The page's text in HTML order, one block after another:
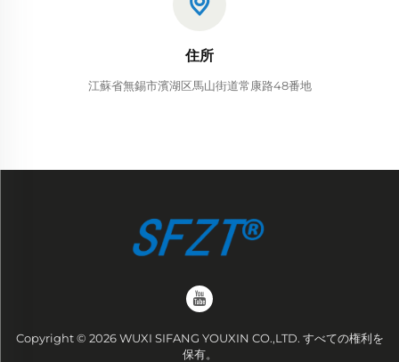
住所
江蘇省無錫市濱湖区馬山街道常康路48番地
Copyright © 2026 WUXI SIFANG YOUXIN CO.,LTD. すべての権利を
保有。